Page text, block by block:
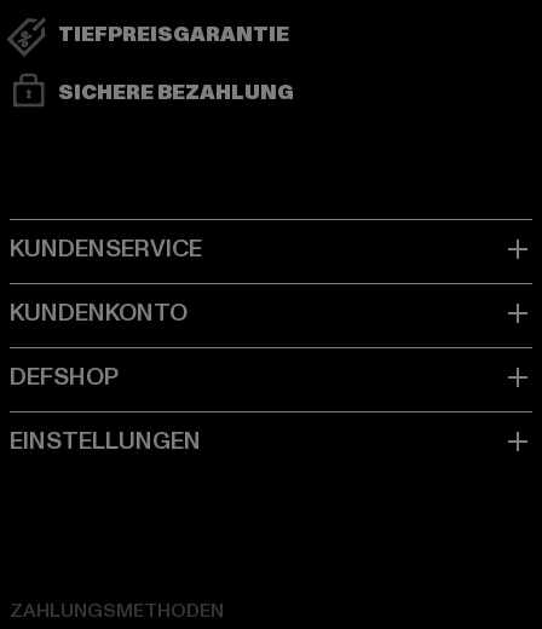
TIEFPREISGARANTIE
SICHERE BEZAHLUNG
ZAHLUNGSMETHODEN